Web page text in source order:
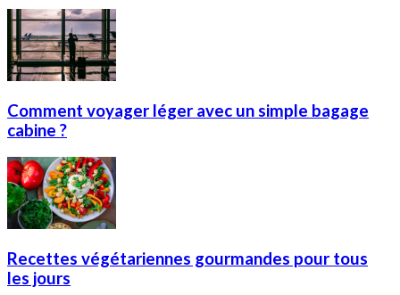
Comment voyager léger avec un simple bagage
cabine ?
Recettes végétariennes gourmandes pour tous
les jours